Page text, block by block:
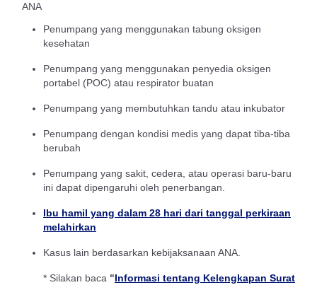
ANA
Penumpang yang menggunakan tabung oksigen
kesehatan
Penumpang yang menggunakan penyedia oksigen
portabel (POC) atau respirator buatan
Penumpang yang membutuhkan tandu atau inkubator
Penumpang dengan kondisi medis yang dapat tiba-tiba
berubah
Penumpang yang sakit, cedera, atau operasi baru-baru
ini dapat dipengaruhi oleh penerbangan.
Ibu hamil yang dalam 28 hari dari tanggal perkiraan
melahirkan
Kasus lain berdasarkan kebijaksanaan ANA.
* Silakan baca "Informasi tentang Kelengkapan Surat